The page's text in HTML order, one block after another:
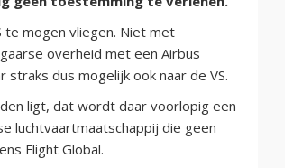
te mogen vliegen. Niet met
overheid met een Airbus
dus mogelijk ook naar de VS.
ligt, dat wordt daar voorlopig een
luchtvaartmaatschappij die geen
Flight Global.